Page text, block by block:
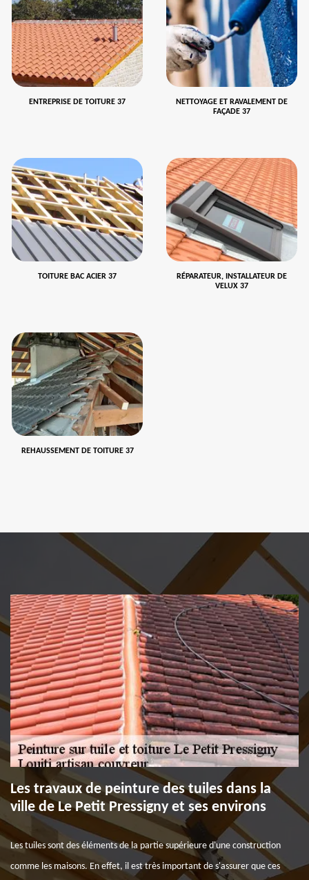
ENTREPRISE DE TOITURE 37
NETTOYAGE ET RAVALEMENT DE
FAÇADE 37
TOITURE BAC ACIER 37
RÉPARATEUR, INSTALLATEUR DE
VELUX 37
REHAUSSEMENT DE TOITURE 37
Les travaux de peinture des tuiles dans la
ville de Le Petit Pressigny et ses environs
Les tuiles sont des éléments de la partie supérieure d'une construction
comme les maisons. En effet, il est très important de s'assurer que ces